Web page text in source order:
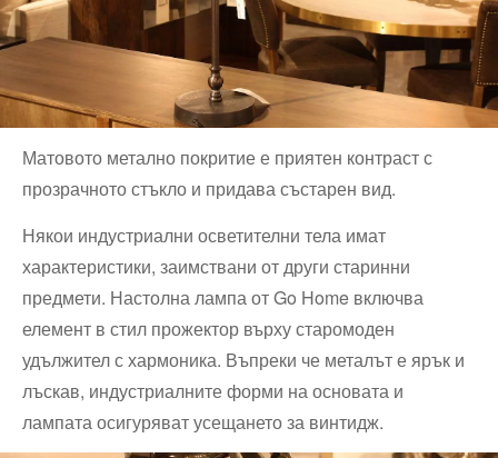
Матовото метално покритие е приятен контраст с
прозрачното стъкло и придава състарен вид.
Някои индустриални осветителни тела имат
характеристики, заимствани от други старинни
предмети. Настолна лампа от Go Home включва
елемент в стил прожектор върху старомоден
удължител с хармоника. Въпреки че металът е ярък и
лъскав, индустриалните форми на основата и
лампата осигуряват усещането за винтидж.